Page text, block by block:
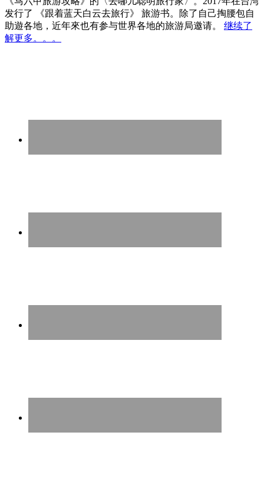
发行了 《跟着蓝天白云去旅行》 旅游书。除了自己掏腰包自
助遊各地，近年來也有参与世界各地的旅游局邀请。 继续了
解更多。。。